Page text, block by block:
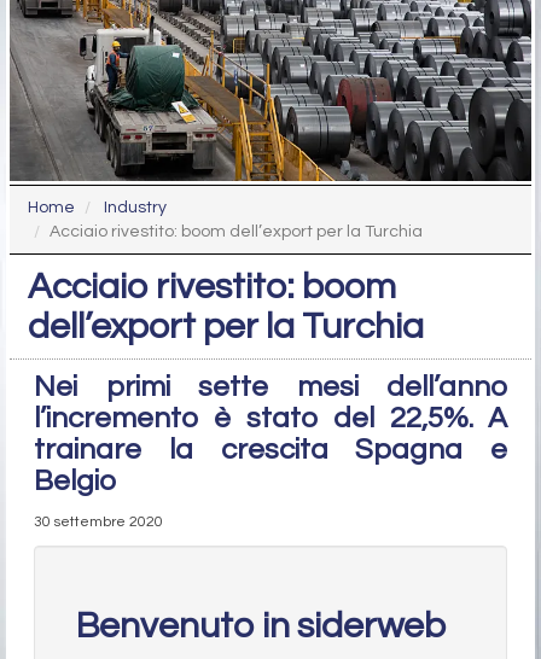
Home
Industry
Acciaio rivestito: boom dell’export per la Turchia
Acciaio rivestito: boom
dell’export per la Turchia
Nei primi sette mesi dell’anno
l’incremento è stato del 22,5%. A
trainare la crescita Spagna e
Belgio
30 settembre 2020
Benvenuto in siderweb